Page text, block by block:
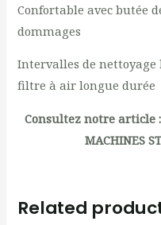
Confortable avec butée
dommages
Intervalles de nettoyage
filtre à air longue durée
Consultez notre article :
MACHINES
Related